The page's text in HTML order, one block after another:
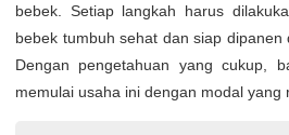
bebek. Setiap langkah harus
bebek tumbuh sehat dan siap dipanen
Dengan pengetahuan yang cukup,
memulai usaha ini dengan modal yang